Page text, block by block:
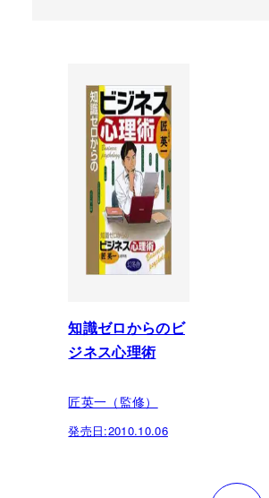
知識ゼロからのビ
ジネス心理術
匠英一（監修）
発売日:2010.10.06